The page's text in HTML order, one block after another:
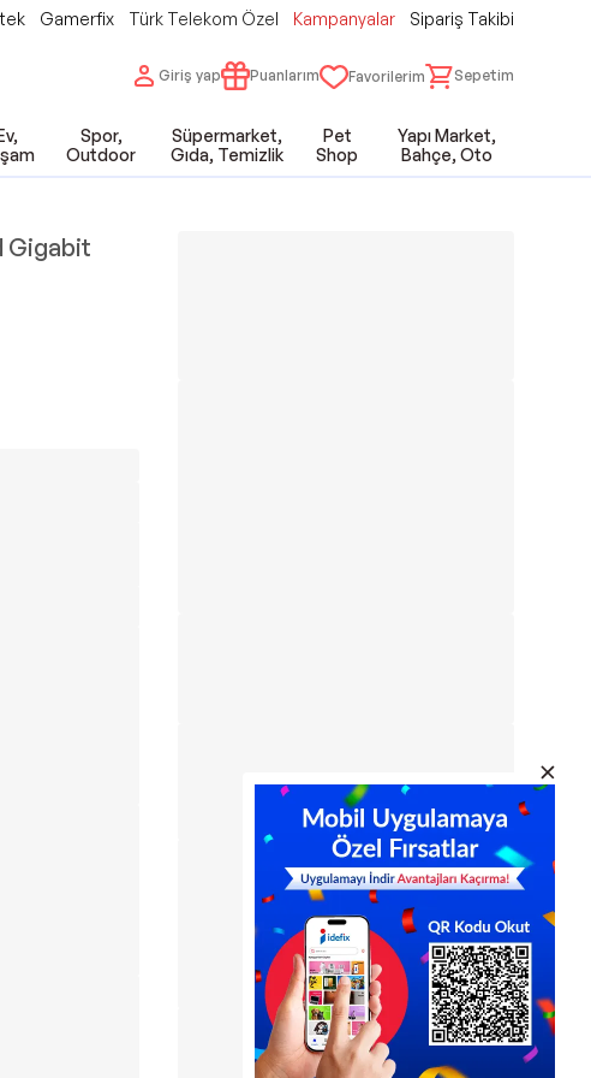
Gamerfix Türk Telekom Özel Kampanyalar Sipariş Takibi
Giriş yap Puanlarım Favorilerim Sepetim
Spor,
Outdoor
Süpermarket,
Gıda, Temizlik
Pet
Shop
Yapı Market,
Bahçe, Oto
Gigabit